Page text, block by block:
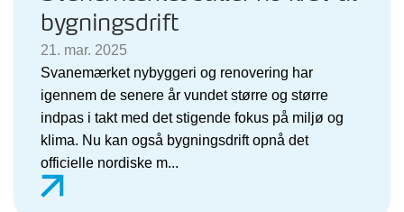
bygningsdrift
21. mar. 2025
Svanemærket nybyggeri og renovering har
igennem de senere år vundet større og større
indpas i takt med det stigende fokus på miljø og
klima. Nu kan også bygningsdrift opnå det
officielle nordiske m...